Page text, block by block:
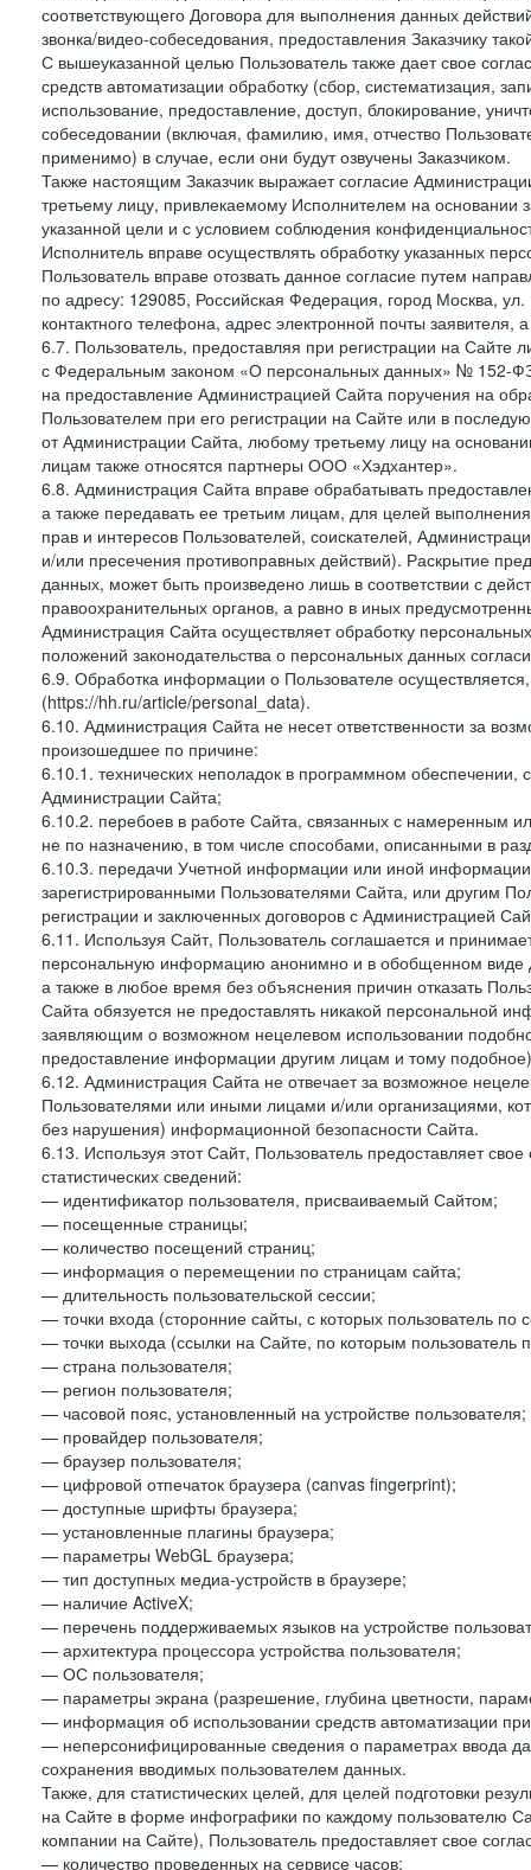
соответствующего Договора для выполнения данных
звонка/видео-собеседования, предоставления Заказчику
С вышеуказанной целью Пользователь также дает свое
средств автоматизации обработку (сбор, систематизация,
использование, предоставление, доступ, блокирование,
собеседовании (включая, фамилию, имя, отчество
применимо) в случае, если они будут озвучены Заказчиком.
Также настоящим Заказчик выражает согласие
третьему лицу, привлекаемому Исполнителем на основании
указанной цели и с условием соблюдения
Исполнитель вправе осуществлять обработку указанных
Пользователь вправе отозвать данное согласие путем
по адресу: 129085, Российская Федерация, город Москва,
контактного телефона, адрес электронной почты
6.7. Пользователь, предоставляя при регистрации на
с Федеральным законом «О персональных данных» № 152-
на предоставление Администрацией Сайта поручения на
Пользователем при его регистрации на Сайте или в
от Администрации Сайта, любому третьему лицу на
лицам также относятся партнеры ООО «Хэдхантер».
6.8. Администрация Сайта вправе обрабатывать
а также передавать ее третьим лицам, для целей
прав и интересов Пользователей, соискателей,
и/или пресечения противоправных действий). Раскрытие
данных, может быть произведено лишь в соответствии с
правоохранительных органов, а равно в иных
Администрация Сайта осуществляет обработку
положений законодательства о персональных данных
6.9. Обработка информации о Пользователе
(https://hh.ru/article/personal_data).
6.10. Администрация Сайта не несет ответственности за
произошедшее по причине:
6.10.1. технических неполадок в программном
Администрации Сайта;
6.10.2. перебоев в работе Сайта, связанных с намеренным
не по назначению, в том числе способами, описанными в
6.10.3. передачи Учетной информации или иной
зарегистрированными Пользователями Сайта, или другим
регистрации и заключенных договоров с Администрацией
6.11. Используя Сайт, Пользователь соглашается и
персональную информацию анонимно и в обобщенном виде
а также в любое время без объяснения причин отказать
Сайта обязуется не предоставлять никакой персональной
заявляющим о возможном нецелевом использовании
предоставление информации другим лицам и тому
6.12. Администрация Сайта не отвечает за возможное
Пользователями или иными лицами и/или организациями,
без нарушения) информационной безопасности Сайта.
6.13. Используя этот Сайт, Пользователь предоставляет
статистических сведений:
— идентификатор пользователя, присваиваемый Сайтом;
— посещенные страницы;
— количество посещений страниц;
— информация о перемещении по страницам сайта;
— длительность пользовательской сессии;
— точки входа (сторонние сайты, с которых пользователь по
— точки выхода (ссылки на Сайте, по которым пользователь
— страна пользователя;
— регион пользователя;
— часовой пояс, установленный на устройстве пользователя;
— провайдер пользователя;
— браузер пользователя;
— цифровой отпечаток браузера (canvas fingerprint);
— доступные шрифты браузера;
— установленные плагины браузера;
— параметры WebGL браузера;
— тип доступных медиа-устройств в браузере;
— наличие ActiveX;
— перечень поддерживаемых языков на устройстве
— архитектура процессора устройства пользователя;
— ОС пользователя;
— параметры экрана (разрешение, глубина цветности,
— информация об использовании средств автоматизации
— неперсонифицированные сведения о параметрах ввода
сохранения вводимых пользователем данных.
Также, для статистических целей, для целей подготовки
на Сайте в форме инфографики по каждому пользователю
компании на Сайте), Пользователь предоставляет свое
— количество проведенных на сервисе часов;